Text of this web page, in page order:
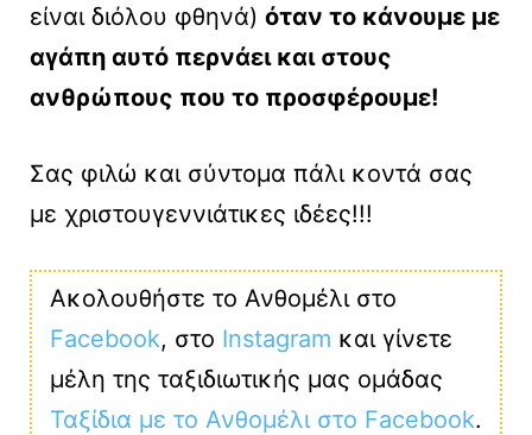
είναι διόλου φθηνά) όταν το κάνουμε με
αγάπη αυτό περνάει και στους
ανθρώπους που το προσφέρουμε!
Σας φιλώ και σύντομα πάλι κοντά σας
με χριστουγεννιάτικες ιδέες!!!
Ακολουθήστε το Ανθομέλι στο
Facebook, στο Instagram και γίνετε
μέλη της ταξιδιωτικής μας ομάδας
Ταξίδια με το Ανθομέλι στο Facebook.